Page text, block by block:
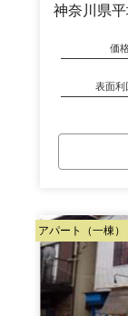
神奈川県
価
表面利
アパート（一棟）